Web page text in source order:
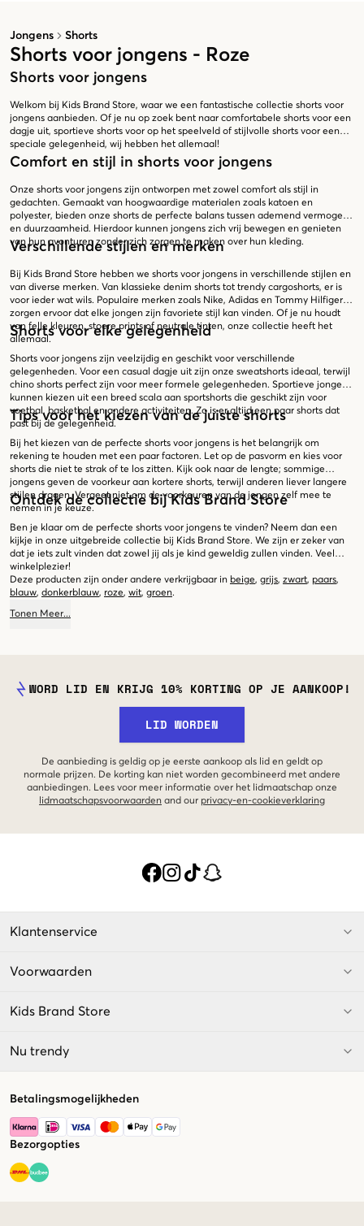
Jongens Shorts
Shorts voor jongens - Roze
Shorts voor jongens
Welkom bij Kids Brand Store, waar we een fantastische collectie shorts voor
jongens aanbieden. Of je nu op zoek bent naar comfortabele shorts voor een
dagje uit, sportieve shorts voor op het speelveld of stijlvolle shorts voor een
speciale gelegenheid, wij hebben het allemaal!
Comfort en stijl in shorts voor jongens
Onze shorts voor jongens zijn ontworpen met zowel comfort als stijl in
gedachten. Gemaakt van hoogwaardige materialen zoals katoen en
polyester, bieden onze shorts de perfecte balans tussen ademend vermogen
en duurzaamheid. Hierdoor kunnen jongens zich vrij bewegen en genieten
van hun avonturen zonder zich zorgen te maken over hun kleding.
Verschillende stijlen en merken
Bij Kids Brand Store hebben we shorts voor jongens in verschillende stijlen en
van diverse merken. Van klassieke denim shorts tot trendy cargoshorts, er is
voor ieder wat wils. Populaire merken zoals Nike, Adidas en Tommy Hilfiger
zorgen ervoor dat elke jongen zijn favoriete stijl kan vinden. Of je nu houdt
van felle kleuren, stoere prints of neutrale tinten, onze collectie heeft het
allemaal.
Shorts voor elke gelegenheid
Shorts voor jongens zijn veelzijdig en geschikt voor verschillende
gelegenheden. Voor een casual dagje uit zijn onze sweatshorts ideaal, terwijl
chino shorts perfect zijn voor meer formele gelegenheden. Sportieve jongens
kunnen kiezen uit een breed scala aan sportshorts die geschikt zijn voor
voetbal, basketbal en andere activiteiten. Zo is er altijd een paar shorts dat
past bij de gelegenheid.
Tips voor het kiezen van de juiste shorts
Bij het kiezen van de perfecte shorts voor jongens is het belangrijk om
rekening te houden met een paar factoren. Let op de pasvorm en kies voor
shorts die niet te strak of te los zitten. Kijk ook naar de lengte; sommige
jongens geven de voorkeur aan kortere shorts, terwijl anderen liever langere
stijlen dragen. Vergeet niet om de voorkeuren van de jongen zelf mee te
nemen in je keuze.
Ontdek de collectie bij Kids Brand Store
Ben je klaar om de perfecte shorts voor jongens te vinden? Neem dan een
kijkje in onze uitgebreide collectie bij Kids Brand Store. We zijn er zeker van
dat je iets zult vinden dat zowel jij als je kind geweldig zullen vinden. Veel
winkelplezier!
Deze producten zijn onder andere verkrijgbaar in beige, grijs, zwart, paars,
blauw, donkerblauw, roze, wit, groen.
Tonen Meer...
WORD LID EN KRIJG 10% KORTING OP JE AANKOOP!
LID WORDEN
De aanbieding is geldig op je eerste aankoop als lid en geldt op
normale prijzen. De korting kan niet worden gecombineerd met andere
aanbiedingen. Lees voor meer informatie over het lidmaatschap onze
lidmaatschapsvoorwaarden and our privacy-en-cookieverklaring
Klantenservice
Voorwaarden
Kids Brand Store
Nu trendy
Betalingsmogelijkheden
Bezorgopties